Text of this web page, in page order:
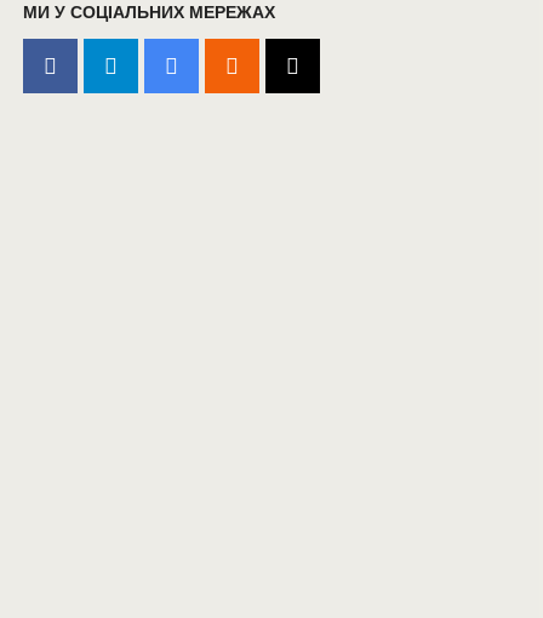
МИ У СОЦІАЛЬНИХ МЕРЕЖАХ